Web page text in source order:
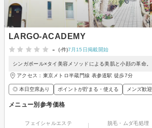
LARGO-ACADEMY
-
(-件)7月15日掲載開始
シンガポール×タイ美容メソッドによる美肌と小顔の革命。
アクセス：東京メトロ半蔵門線 表参道駅 徒歩7分
◎ 本日空席あり ポイントが貯まる・使える メンズ歓迎
メニュー別参考価格
フェイシャルエステ 脱毛・ムダ毛処理